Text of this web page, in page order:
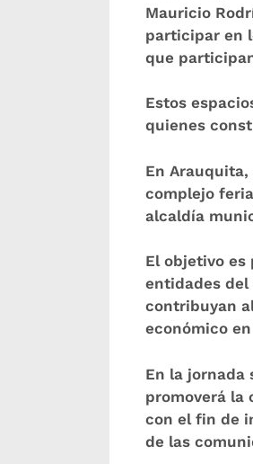
Mauricio
participar en
que
Estos
quienes
En
complejo
alcaldía
El objetivo
entidades del
contribuyan
económico
En la jornada
promoverá la
con el fin de
de las